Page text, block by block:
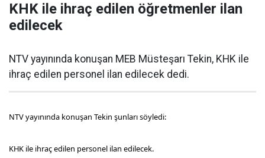
KHK ile ihraç edilen öğretmenler ilan
edilecek
NTV yayınında konuşan MEB Müsteşarı Tekin, KHK ile
ihraç edilen personel ilan edilecek dedi.
NTV yayınında konuşan Tekin şunları söyledi:
KHK ile ihraç edilen personel ilan edilecek.